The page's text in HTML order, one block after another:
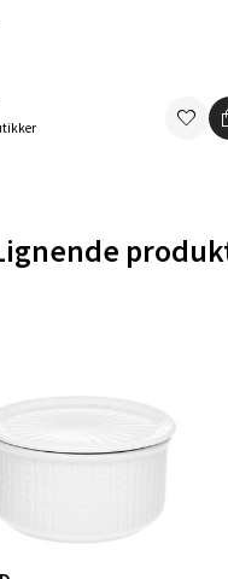
- Sirkus
09-21
Senter Ski
Jernbanesvingen 6,
10-21